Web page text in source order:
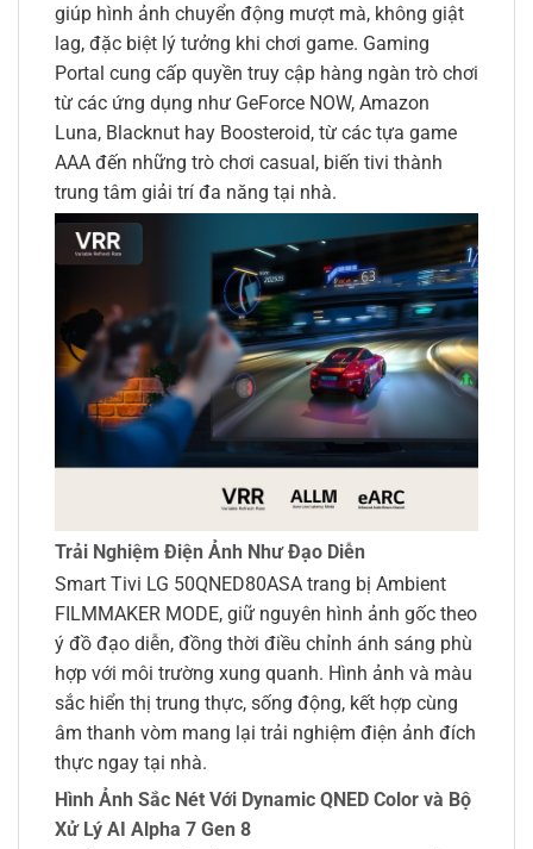
giúp hình ảnh chuyển động mượt mà, không giật
lag, đặc biệt lý tưởng khi chơi game. Gaming
Portal cung cấp quyền truy cập hàng ngàn trò chơi
từ các ứng dụng như GeForce NOW, Amazon
Luna, Blacknut hay Boosteroid, từ các tựa game
AAA đến những trò chơi casual, biến tivi thành
trung tâm giải trí đa năng tại nhà.
Trải Nghiệm Điện Ảnh Như Đạo Diễn
Smart Tivi LG 50QNED80ASA trang bị Ambient
FILMMAKER MODE, giữ nguyên hình ảnh gốc theo
ý đồ đạo diễn, đồng thời điều chỉnh ánh sáng phù
hợp với môi trường xung quanh. Hình ảnh và màu
sắc hiển thị trung thực, sống động, kết hợp cùng
âm thanh vòm mang lại trải nghiệm điện ảnh đích
thực ngay tại nhà.
Hình Ảnh Sắc Nét Với Dynamic QNED Color và Bộ
Xử Lý AI Alpha 7 Gen 8